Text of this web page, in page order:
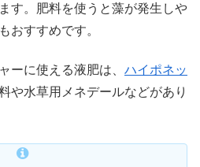
す。肥料を使うと藻が発生しや
おすすめです。
ーに使える液肥は、 ハイポネッ
や水草用メネデールなどがあり